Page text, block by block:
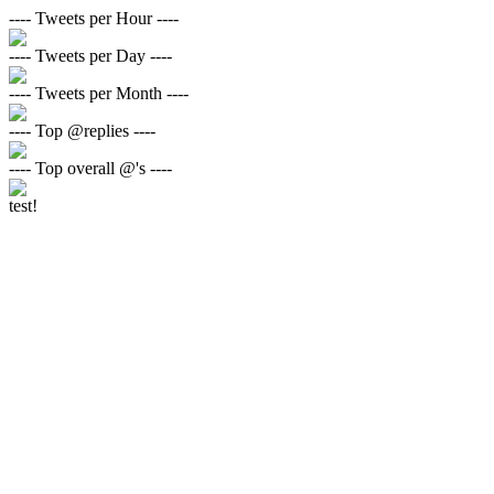
---- Tweets per Hour ----
---- Tweets per Day ----
---- Tweets per Month ----
---- Top @replies ----
---- Top overall @'s ----
test!